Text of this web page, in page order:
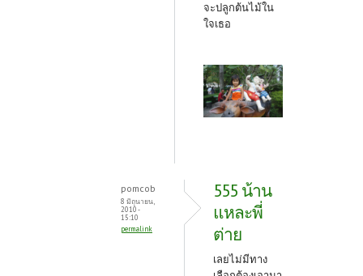
จะปลูกต้นไม้ใน
ใจเธอ
pomcob
8 มิถุนายน,
2010 -
15:10
permalink
555 น้าน
แหละพี่
ต่าย
เลยไม่มีทาง